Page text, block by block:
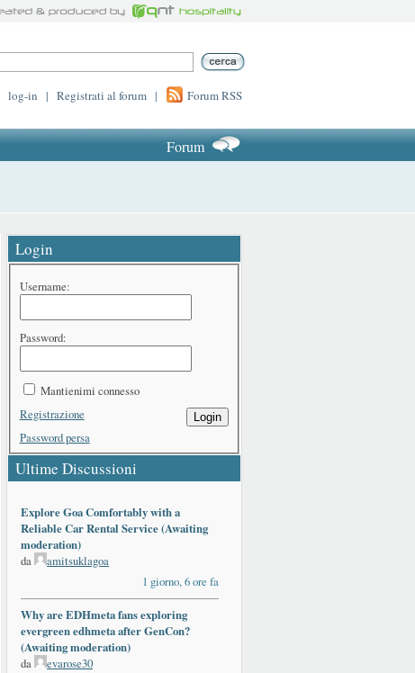
log-in | Registrati al forum | Forum RSS
Forum
Login
Username:
Password:
Mantienimi connesso
Login
Registrazione
Password persa
Ultime Discussioni
Explore Goa Comfortably with a
Reliable Car Rental Service (Awaiting
moderation)
da
amitsuklagoa
1 giorno, 6 ore fa
Why are EDHmeta fans exploring
evergreen edhmeta after GenCon?
(Awaiting moderation)
da
evarose30